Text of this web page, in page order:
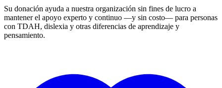
Su donación ayuda a nuestra organización sin fines de lucro a
mantener el apoyo experto y continuo —y sin costo— para personas
con TDAH, dislexia y otras diferencias de aprendizaje y
pensamiento.